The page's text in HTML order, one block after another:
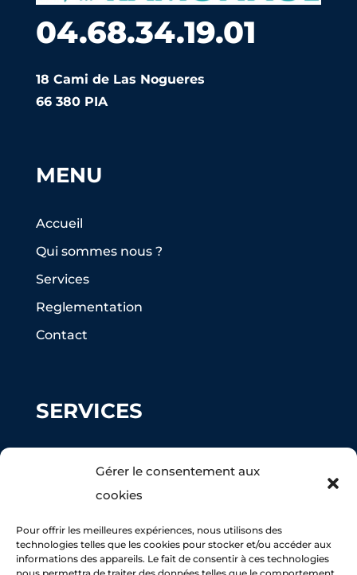
Gérer le consentement aux
cookies
Pour offrir les meilleures expériences, nous utilisons des
technologies telles que les cookies pour stocker et/ou accéder aux
informations des appareils. Le fait de consentir à ces technologies
04.68.34.19.01
18 Cami de Las Nogueres
66 380 PIA
MENU
Accueil
Qui sommes nous ?
Services
Reglementation
Contact
SERVICES
Peinture façade
Maçonnerie